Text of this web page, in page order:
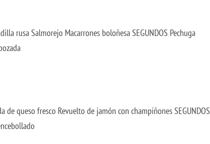
rusa Salmorejo Macarrones boloñesa SEGUNDOS Pechuga
de queso fresco Revuelto de jamón con champiñones SEGUNDOS